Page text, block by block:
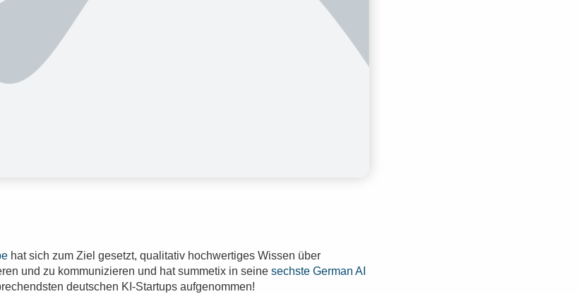
hat sich zum Ziel gesetzt, qualitativ hochwertiges Wissen über
und zu kommunizieren und hat summetix in seine sechste German AI
deutschen KI-Startups aufgenommen!